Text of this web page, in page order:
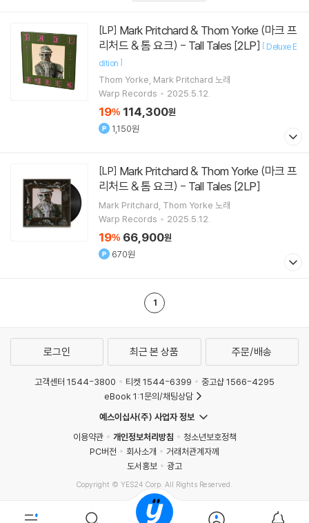
[LP]
리처드 & 톰 요크) - Tall Tales [2LP] [ Deluxe E
dition ]
Thom Yorke Mark Pritchard 노래
Warp Records
2025.5.12.
19% 114,300원
1,150원
[LP]
리처드 & 톰 요크) - Tall Tales [2LP]
Mark Pritchard Thom Yorke 노래
Warp Records
2025.5.12.
19% 66,900원
670원
1
로그인 최근 본 상품 주문/배송
고객센터 1544-3800 티켓 1544-6399
중고샵 1566-4295
eBook 1:1문의/채팅상담
예스이십사(주) 사업자 정보
이용약관
개인정보처리방침
청소년보호정책
PC버전
회사소개
거래처관계자께
도서홍보
광고
Copyright © YES24 Corp. All Rights Reserved.